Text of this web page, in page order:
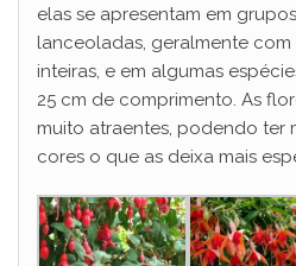
elas se apresentam em
lanceoladas, geralmente com
inteiras, e em algumas
25 cm de comprimento. As
muito atraentes, podendo ter
cores o que as deixa mais